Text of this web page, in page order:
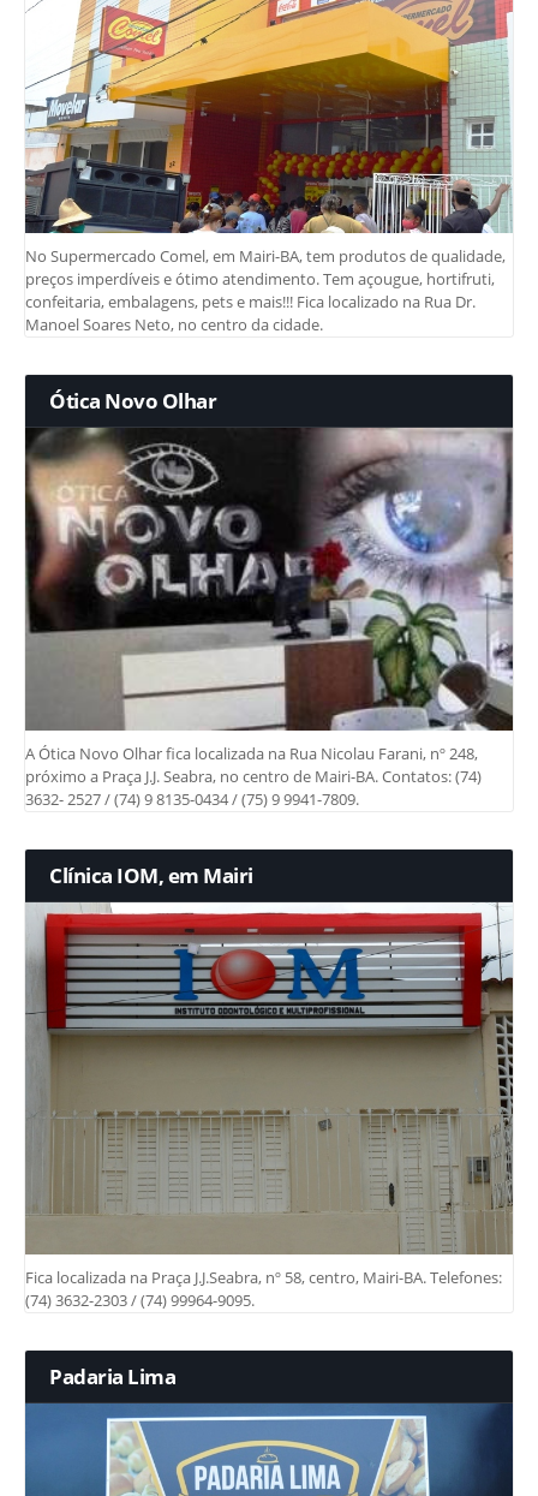
No Supermercado Comel, em Mairi-BA, tem produtos de qualidade,
preços imperdíveis e ótimo atendimento. Tem açougue, hortifruti,
confeitaria, embalagens, pets e mais!!! Fica localizado na Rua Dr.
Manoel Soares Neto, no centro da cidade.
Ótica Novo Olhar
A Ótica Novo Olhar fica localizada na Rua Nicolau Farani, nº 248,
próximo a Praça J.J. Seabra, no centro de Mairi-BA. Contatos: (74)
3632- 2527 / (74) 9 8135-0434 / (75) 9 9941-7809.
Clínica IOM, em Mairi
Fica localizada na Praça J.J.Seabra, nº 58, centro, Mairi-BA. Telefones:
(74) 3632-2303 / (74) 99964-9095.
Padaria Lima